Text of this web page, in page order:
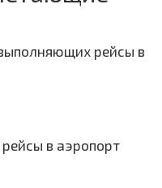
рейсы в
в аэропорт